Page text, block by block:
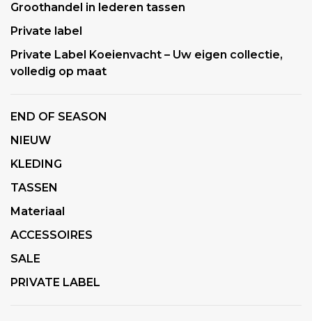
Groothandel in lederen tassen
Private label
Private Label Koeienvacht – Uw eigen collectie,
volledig op maat
END OF SEASON
NIEUW
KLEDING
TASSEN
Materiaal
ACCESSOIRES
SALE
PRIVATE LABEL